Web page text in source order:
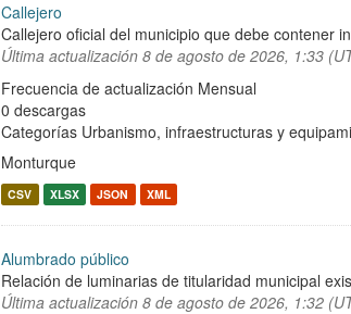
Callejero
Callejero oficial del municipio que debe contener
Última actualización 8 de agosto de 2026, 1:33
Frecuencia de actualización Mensual
0 descargas
Categorías Urbanismo, infraestructuras y
Monturque
CSV XLSX JSON XML
Alumbrado público
Relación de luminarias de titularidad municipal
Última actualización 8 de agosto de 2026, 1:32